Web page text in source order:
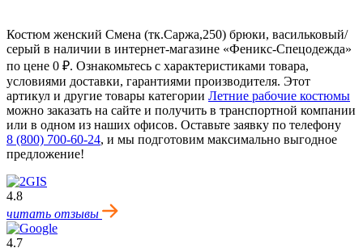
Костюм женский Смена (тк.Саржа,250) брюки, васильковый/
серый в наличии в интернет-магазине «Феникс-Спецодежда»
по цене 0 ₽. Ознакомьтесь с характеристиками товара,
условиями доставки, гарантиями производителя. Этот
артикул и другие товары категории Летние рабочие костюмы
можно заказать на сайте и получить в транспортной компании
или в одном из наших офисов. Оставьте заявку по телефону
8 (800) 700-60-24, и мы подготовим максимально выгодное
предложение!
4.8
читать отзывы
4.7